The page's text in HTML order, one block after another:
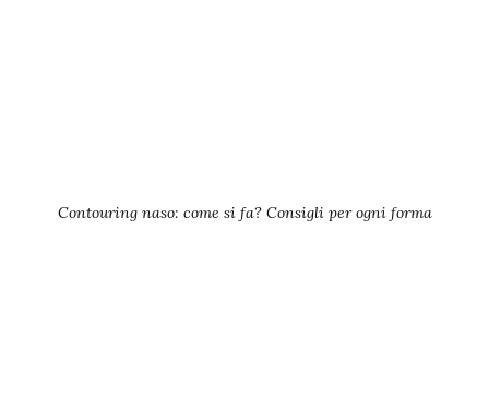
Contouring naso: come si fa? Consigli per ogni forma